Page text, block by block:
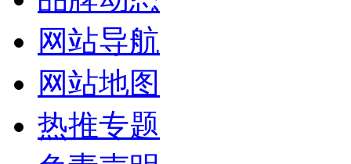
网站导航
网站地图
热推专题